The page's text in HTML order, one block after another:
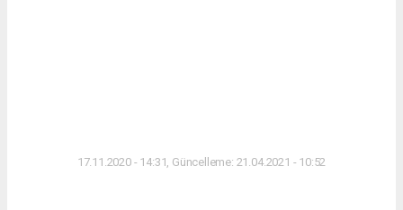
17.11.2020 - 14:31, Güncelleme: 21.04.2021 - 10:52